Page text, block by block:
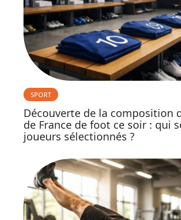
SPORT
Découverte de la composition
de France de foot ce soir : qui
joueurs sélectionnés ?